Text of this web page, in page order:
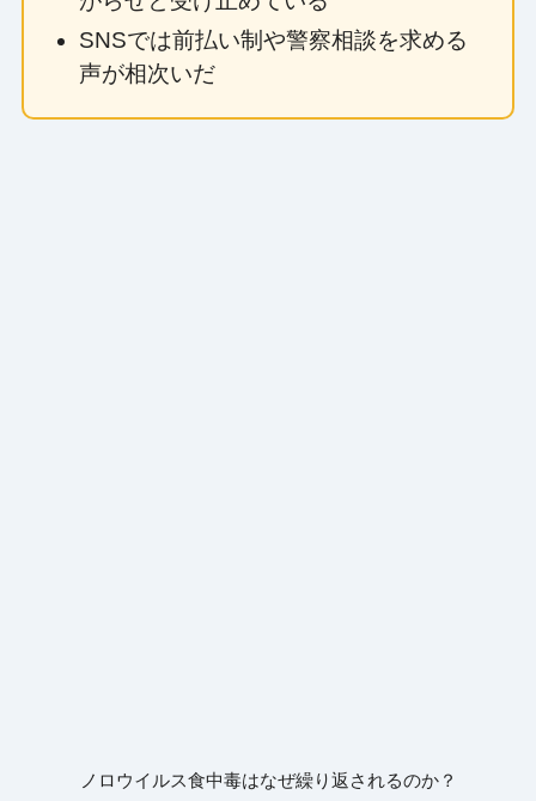
SNSでは前払い制や警察相談を求める
声が相次いだ
ノロウイルス食中毒はなぜ繰り返されるのか？